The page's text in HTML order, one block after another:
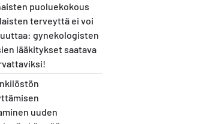
puoluekokous
terveyttä ei voi
gynekologisten
lääkitykset saatava
uuden